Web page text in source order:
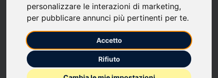
personalizzare le interazioni di marketing,
per pubblicare annunci più pertinenti per te.
Accetto
Rifiuto
Torna alla Home